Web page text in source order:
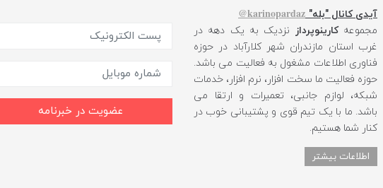
آیدی کانال "بله" karinopardaz@
مجموعهکارینوپرداز نزدیک به یک دهه در
غرب استان مازندران شهر کلارآباد در حوزه
فناوری اطلاعات مشغول به فعالیت می باشد.
حوزه فعالیت ما سخت افزار، نرم افزار، خدمات
شبکه، لوازم جانبی، تعمیرات و ارتقا می
باشد. ما با یک تیم قوی و پشتیبانی خوب در
کنار شما هستیم.
اطلاعات بیشتر
عضویت در خبرنامه